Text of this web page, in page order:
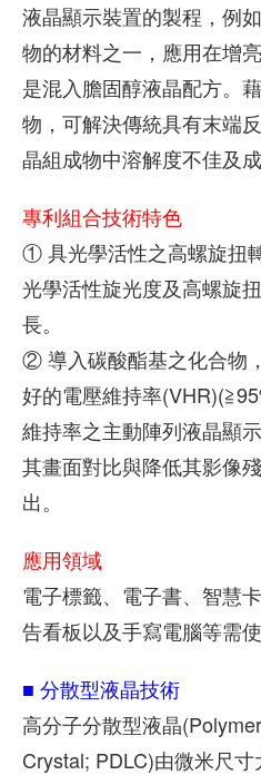
液晶顯示裝置的製程，例
物的材料之一，應用在增
是混入膽固醇液晶配方。
物，可解決傳統具有末端
晶組成物中溶解度不佳及
專利組合技術特色
① 具光學活性之高螺旋扭
光學活性旋光度及高螺旋
長。
② 導入碳酸酯基之化合物
好的電壓維持率
維持率之主動陣列液晶顯
其畫面對比與降低其影像
出。
應用領域
電子標籤、電子書、智慧
告看板以及手寫電腦等需
■ 分散型液晶技術
高分子分散型液晶
Crystal; PDLC)由微米尺